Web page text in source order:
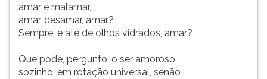
amar e malamar,
amar, desamar, amar?
Sempre, e até de olhos vidrados, amar?
Que pode, pergunto, o ser amoroso,
sozinho, em rotação universal, senão